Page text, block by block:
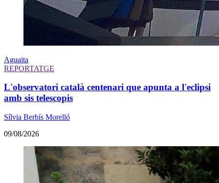
Aguaita
REPORTATGE
L'observatori català centenari que apunta a l'eclipsi
amb sis telescopis
Sílvia Berbís Morelló
09/08/2026